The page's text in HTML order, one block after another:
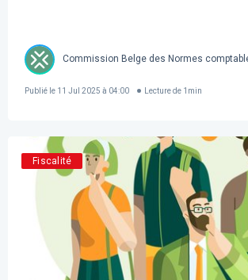
Commission Belge des Normes
Publié le 11 Jul 2025 à 04:00 Lecture de 1 min
Fiscalité